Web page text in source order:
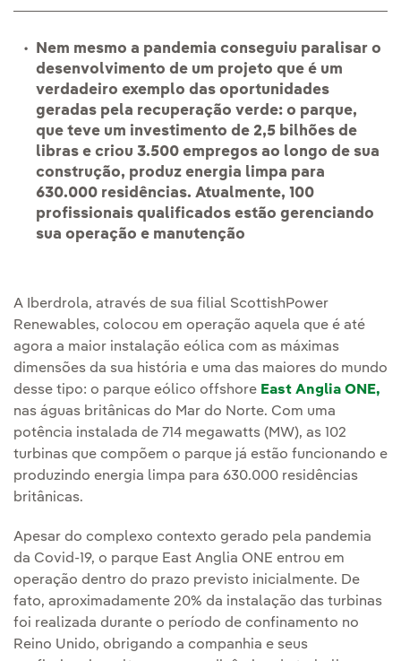
Nem mesmo a pandemia conseguiu paralisar o
desenvolvimento de um projeto que é um
verdadeiro exemplo das oportunidades
geradas pela recuperação verde: o parque,
que teve um investimento de 2,5 bilhões de
libras e criou 3.500 empregos ao longo de sua
construção, produz energia limpa para
630.000 residências. Atualmente, 100
profissionais qualificados estão gerenciando
sua operação e manutenção
A Iberdrola, através de sua filial ScottishPower
Renewables, colocou em operação aquela que é até
agora a maior instalação eólica com as máximas
dimensões da sua história e uma das maiores do mundo
desse tipo: o parque eólico offshore East Anglia ONE,
nas águas britânicas do Mar do Norte. Com uma
potência instalada de 714 megawatts (MW), as 102
turbinas que compõem o parque já estão funcionando e
produzindo energia limpa para 630.000 residências
britânicas.
Apesar do complexo contexto gerado pela pandemia
da Covid-19, o parque East Anglia ONE entrou em
operação dentro do prazo previsto inicialmente. De
fato, aproximadamente 20% da instalação das turbinas
foi realizada durante o período de confinamento no
Reino Unido, obrigando a companhia e seus